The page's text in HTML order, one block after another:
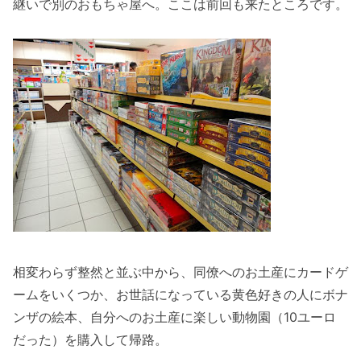
継いで別のおもちゃ屋へ。ここは前回も来たところです。
相変わらず整然と並ぶ中から、同僚へのお土産にカードゲ
ームをいくつか、お世話になっている黄色好きの人にボナ
ンザの絵本、自分へのお土産に楽しい動物園（10ユーロ
だった）を購入して帰路。